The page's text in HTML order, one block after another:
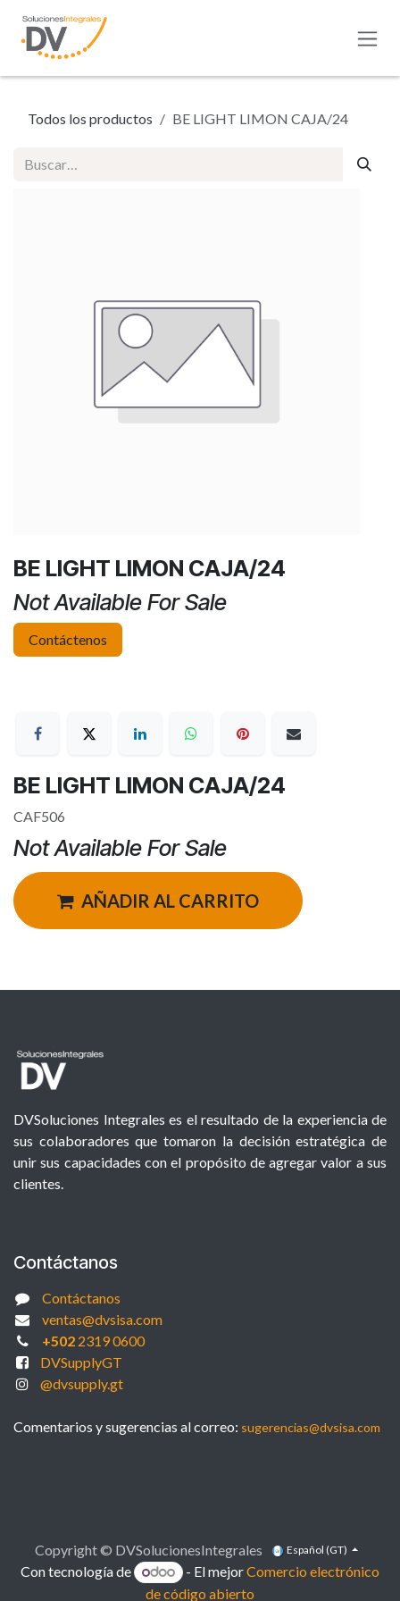
Todos los productos BE LIGHT LIMON CAJA/24
BE LIGHT LIMON CAJA/24
Not Available For Sale
Contáctenos
BE LIGHT LIMON CAJA/24
CAF506
Not Available For Sale
AÑADIR AL CARRITO
DVSoluciones Integrales es el resultado de la experiencia de
sus colaboradores que tomaron la decisión estratégica de
unir sus capacidades con el propósito de agregar valor a sus
clientes.
Contáctanos
Contáctanos
ventas@dvsisa.com
+5022319 0600
DVSupplyGT
@dvsupply.gt
Comentarios y sugerencias al correo: sugerencias@dvsisa.com
Copyright © DVSolucionesIntegrales Español (GT)
Con tecnología de - El mejorComercio electrónico
de código abierto